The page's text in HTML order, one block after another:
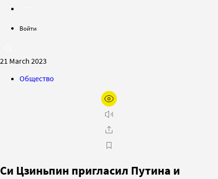
Войти
21 March 2023
Общество
Си Цзиньпин пригласил Путина и